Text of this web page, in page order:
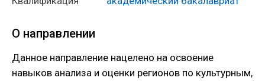
О направлении
Данное направление нацелено на освоение
навыков анализа и оценки регионов по культурным,